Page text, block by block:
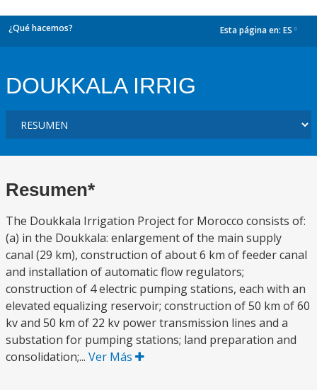
¿Qué hacemos? Esta página en: ES
DOUKKALA IRRIG
Resumen*
The Doukkala Irrigation Project for Morocco consists of:
(a) in the Doukkala: enlargement of the main supply
canal (29 km), construction of about 6 km of feeder canal
and installation of automatic flow regulators;
construction of 4 electric pumping stations, each with an
elevated equalizing reservoir; construction of 50 km of 60
kv and 50 km of 22 kv power transmission lines and a
substation for pumping stations; land preparation and
consolidation;... Ver Más